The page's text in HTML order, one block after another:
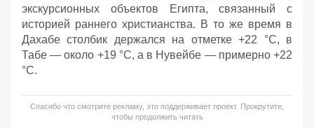
экскурсионных объектов Египта, связанный с
историей раннего христианства. В то же время в
Дахабе столбик держался на отметке +22 °C, в
Табе — около +19 °C, а в Нувейбе — примерно +22
°C.
Спасибо что смотрите рекламу, это поддерживает проект. Прокрутите,
чтобы продолжить читать